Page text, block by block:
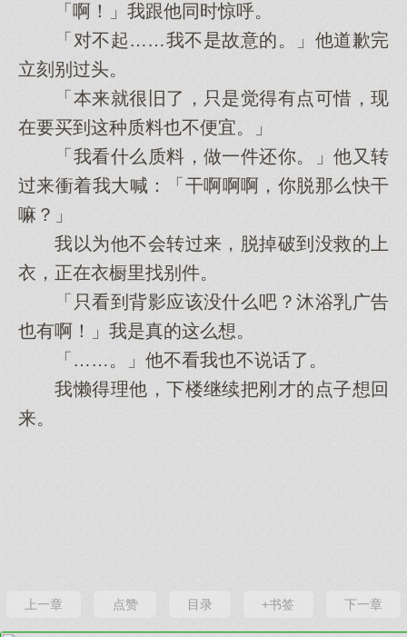
「啊！」我跟他同时惊呼。
「对不起……我不是故意的。」他道歉完
立刻别过头。
「本来就很旧了，只是觉得有点可惜，现
在要买到这种质料也不便宜。」
「我看什么质料，做一件还你。」他又转
过来衝着我大喊：「干啊啊啊，你脱那么快干
嘛？」
我以为他不会转过来，脱掉破到没救的上
衣，正在衣橱里找别件。
「只看到背影应该没什么吧？沐浴乳广告
也有啊！」我是真的这么想。
「……。」他不看我也不说话了。
我懒得理他，下楼继续把刚才的点子想回
来。
上一章 点赞 目录 +书签 下一章